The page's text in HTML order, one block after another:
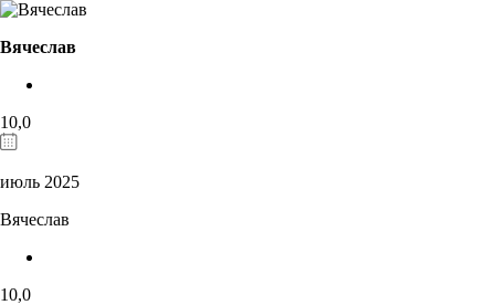
Вячеслав
10,0
июль 2025
Вячеслав
10,0